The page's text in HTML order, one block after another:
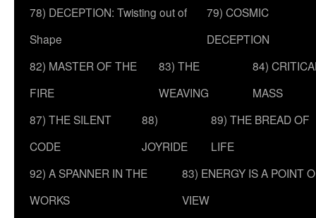
78) DECEPTION: Twisting out of
Shape
79) COSMIC
DECEPTION
82) MASTER OF THE
FIRE
83) THE
WEAVING
84)
MASS
87) THE SILENT
CODE
88)
JOYRIDE
89) THE BREAD OF
LIFE
92) A SPANNER IN THE
WORKS
83) ENERGY IS A POINT
VIEW